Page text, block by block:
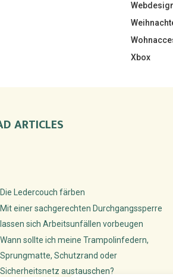
Xbox
ARTICLES
Die Ledercouch färben
Mit einer sachgerechten Durchgangssperre
lassen sich Arbeitsunfällen vorbeugen
Wann sollte ich meine Trampolinfedern,
Sprungmatte, Schutzrand oder
Sicherheitsnetz austauschen?